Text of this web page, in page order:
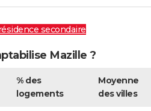
secondaire
Mazille ?
% des
logements
Moyenne
des villes